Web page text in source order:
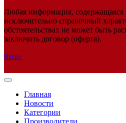
Любая информация, содержащаяся
исключительно справочный
обстоятельствах не может быть
заключить договор (оферта).
Вверх
Главная
Новости
Категории
Производители